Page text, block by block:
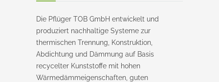
Die Pflüger TOB GmbH entwickelt und
produziert nachhaltige Systeme zur
thermischen Trennung, Konstruktion,
Abdichtung und Dämmung auf Basis
recycelter Kunststoffe mit hohen
Wärmedämmeigenschaften, guten